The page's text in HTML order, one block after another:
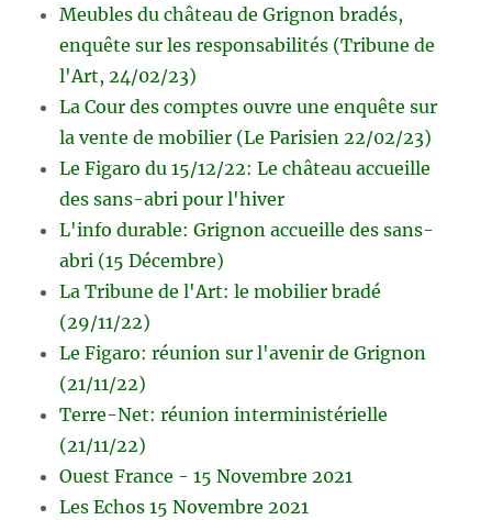
Meubles du château de Grignon bradés,
enquête sur les responsabilités (Tribune de
l'Art, 24/02/23)
La Cour des comptes ouvre une enquête sur
la vente de mobilier (Le Parisien 22/02/23)
Le Figaro du 15/12/22: Le château accueille
des sans-abri pour l'hiver
L'info durable: Grignon accueille des sans-
abri (15 Décembre)
La Tribune de l'Art: le mobilier bradé
(29/11/22)
Le Figaro: réunion sur l'avenir de Grignon
(21/11/22)
Terre-Net: réunion interministérielle
(21/11/22)
Ouest France - 15 Novembre 2021
Les Echos 15 Novembre 2021